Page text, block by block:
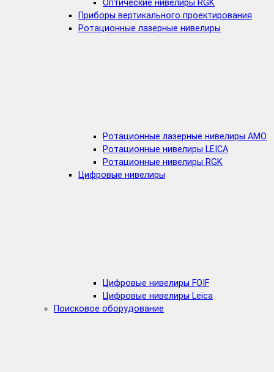
Оптические нивелиры RGK
Приборы вертикального проектирования
Ротационные лазерные нивелиры
Ротационные лазерные нивелиры AMO
Ротационные нивелиры LEICA
Ротационные нивелиры RGK
Цифровые нивелиры
Цифровые нивелиры FOIF
Цифровые нивелиры Leica
Поисковое оборудование